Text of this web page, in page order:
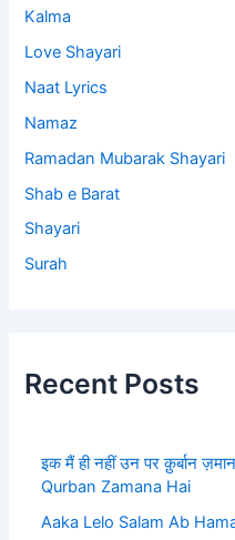
Kalma
Love Shayari
Naat Lyrics
Namaz
Ramadan Mubarak Shayari
Shab e Barat
Shayari
Surah
Recent Posts
इक मैं ही नहीं उन पर क़ुर्बान
Qurban Zamana Hai
Aaka Lelo Salam Ab